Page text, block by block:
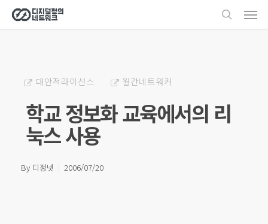
Skip
to
search
대안적라이선스 월간네트워커
학교 정보화 교육에서의 리
눅스 사용
By 디정넷 2006/07/20